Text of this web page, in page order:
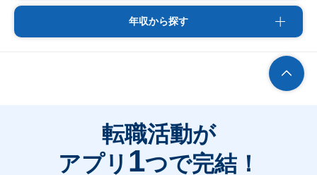
年収から探す
転職活動が
アプリ 1つで完結！